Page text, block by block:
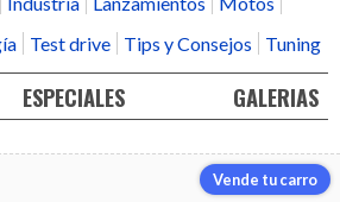
Test drive Tips y Consejos Tuning
ESPECIALES GALERIAS
Vende tu carro